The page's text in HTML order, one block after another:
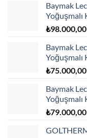
Baymak
Yoğuşmalı
₺98.000,00
Baymak
Yoğuşmalı
₺75.000,00
Baymak
Yoğuşmalı
₺79.000,00